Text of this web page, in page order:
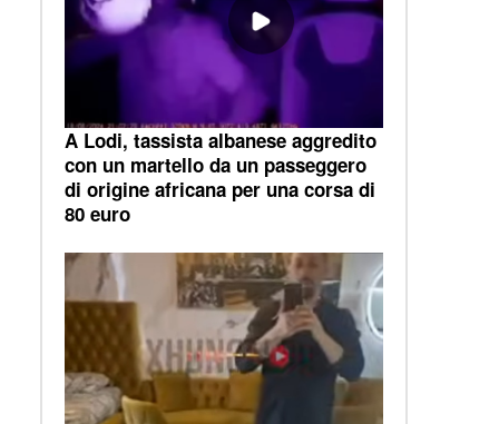
A Lodi, tassista albanese aggredito
con un martello da un passeggero
di origine africana per una corsa di
80 euro